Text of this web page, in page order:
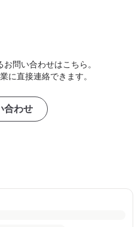
問い合わせはこちら。
に直接連絡できます。
合わせ